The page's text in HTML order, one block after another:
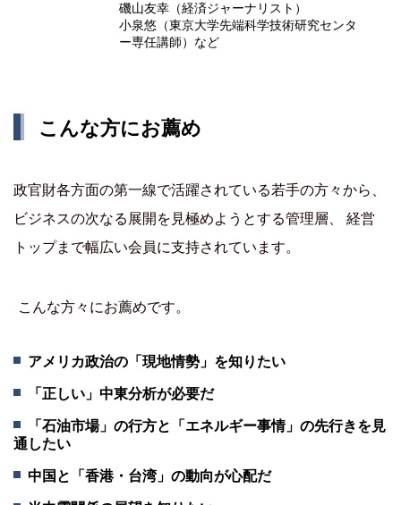
磯山友幸（経済ジャーナリスト）
小泉悠（東京大学先端科学技術研究センタ
ー専任講師）など
こんな方にお薦め
政官財各方面の第一線で活躍されている若手の方々から、
ビジネスの次なる展開を見極めようとする管理層、 経営
トップまで幅広い会員に支持されています。
こんな方々にお薦めです。
アメリカ政治の「現地情勢」を知りたい
「正しい」中東分析が必要だ
「石油市場」の行方と「エネルギー事情」の先行きを見
通したい
中国と「香港・台湾」の動向が心配だ